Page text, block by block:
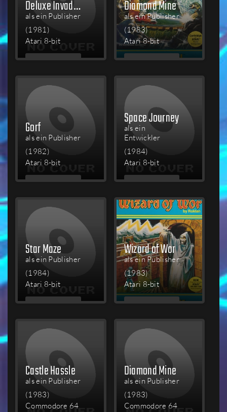
Deluxe Invaders
als ein Publisher
(1981)
Atari 8-bit
MEHR
Diamond Mine
als ein Publisher
(1983)
Atari 8-bit
MEHR
Gorf
als ein Publisher
(1982)
Atari 8-bit
MEHR
Space Journey
als ein
Entwickler
(1984)
Atari 8-bit
MEHR
Star Maze
als ein Publisher
(1984)
Atari 8-bit
MEHR
Wizard of Wor
als ein Publisher
(1983)
Atari 8-bit
MEHR
Castle Hassle
als ein Publisher
(1983)
Commodore 64
Diamond Mine
als ein Publisher
(1983)
Commodore 64